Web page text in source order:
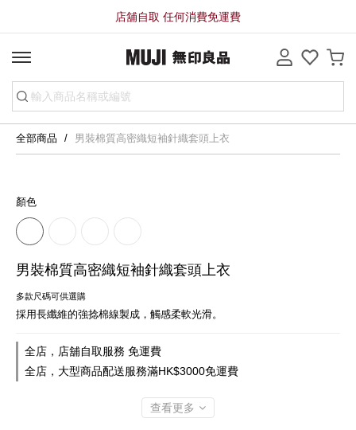
店舖自取 任何消費免運費
全部商品 男裝棉質高密織短袖針織套頭上衣
顏色
男裝棉質高密織短袖針織套頭上衣
多款尺碼可供選購
採用長纖維的強捻棉線製成，觸感柔軟光滑。
全店，店舖自取服務 免運費
全店，大型商品配送服務滿HK$3000免運費
查看更多